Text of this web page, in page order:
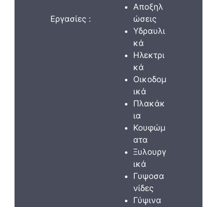
Εργασίες :
Αποξηλ
ώσεις
Υδραυλι
κά
Ηλεκτρι
κά
Οικοδομ
ικά
Πλακάκ
ια
Κουφώμ
ατα
Ξυλουργ
ικά
Γυψοσα
νίδες
Γύψινα